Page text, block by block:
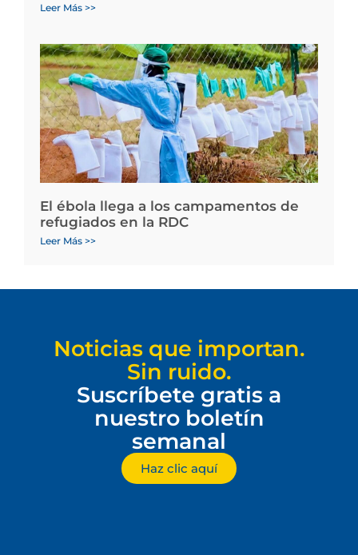
Leer Más >>
El ébola llega a los campamentos de
refugiados en la RDC
Leer Más >>
Noticias que importan.
Sin ruido.
Suscríbete gratis a
nuestro boletín
semanal
Haz clic aquí